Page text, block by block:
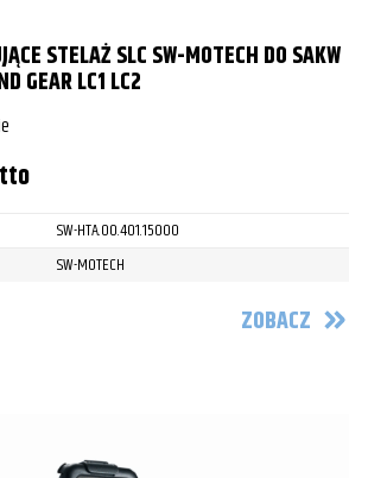
STELAŻ SLC SW-MOTECH DO SAKW
GEAR LC1 LC2
SW-HTA.00.401.15000
SW-MOTECH
ZOBACZ